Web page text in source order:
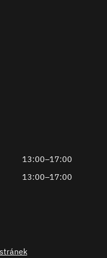
13:00–17:00
13:00–17:00